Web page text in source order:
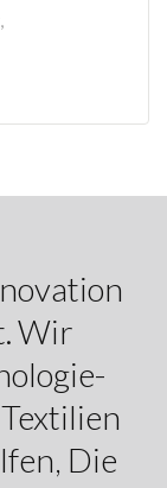
Wir
Die